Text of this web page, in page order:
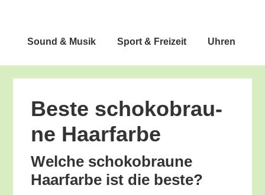
Sound & Musik Sport & Freizeit Uhren
Bes­te scho­ko­brau­
ne Haarfarbe
Wel­che scho­ko­brau­ne
Haar­far­be ist die beste?